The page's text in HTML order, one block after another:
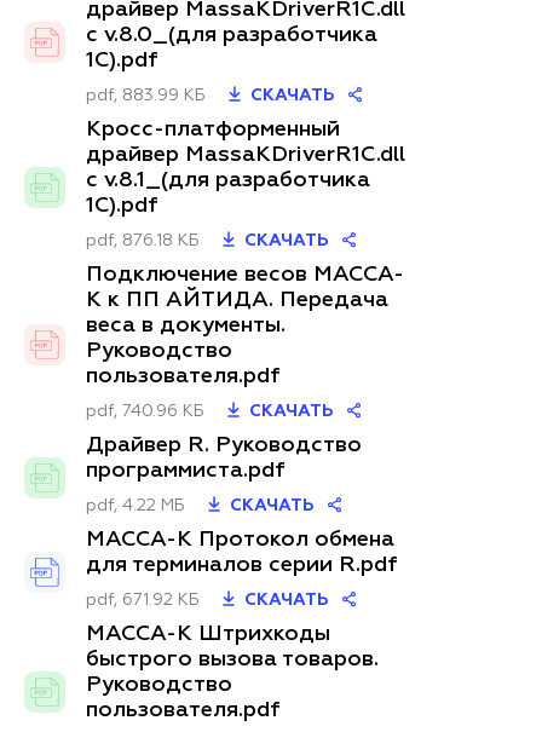
драйвер MassaKDriverR1C.dll
с v.8.0_(для разработчика
1С).pdf
pdf, 883.99 КБ СКАЧАТЬ
Кросс-платформенный
драйвер MassaKDriverR1C.dll
с v.8.1_(для разработчика
1С).pdf
pdf, 876.18 КБ СКАЧАТЬ
Подключение весов МАССА-
К к ПП АЙТИДА. Передача
веса в документы.
Руководство
пользователя.pdf
pdf, 740.96 КБ СКАЧАТЬ
Драйвер R. Руководство
программиста.pdf
pdf, 4.22 МБ СКАЧАТЬ
МАССА-К Протокол обмена
для терминалов серии R.pdf
pdf, 671.92 КБ СКАЧАТЬ
МАССА-К Штрихкоды
быстрого вызова товаров.
Руководство
пользователя.pdf